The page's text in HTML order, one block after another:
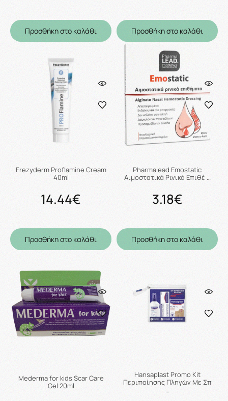
Προσθήκη στο καλάθι Προσθήκη στο καλάθι
Frezyderm Proflamine Cream
40ml
14.44€
Προσθήκη στο καλάθι
Pharmalead Emostatic
Αιμοστατικά Ρινικά Επιθέ …
3.18€
Προσθήκη στο καλάθι
Mederma for kids Scar Care
Gel 20ml
Hansaplast Promo Kit
Περιποίησης Πληγών Με Σπ